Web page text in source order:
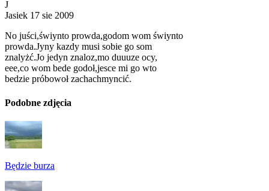
J
Jasiek 17 sie 2009
No juści,świynto prowda,godom wom świynto
prowda.Jyny kazdy musi sobie go som
znalyżć.Jo jedyn znaloz,mo duuuze ocy,
eee,co wom bede godoł,jesce mi go wto
bedzie próbowoł zachachmyncić.
Podobne zdjęcia
Będzie burza